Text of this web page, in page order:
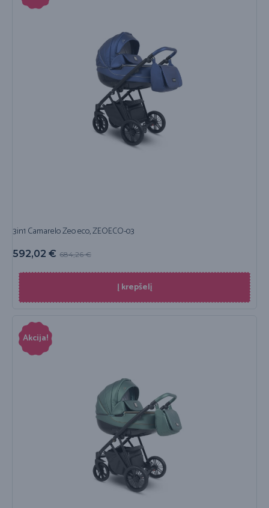
3in1 Camarelo Zeo eco, ZEOECO-03
684,26€
592,02 €
Į krepšelį
Akcija!